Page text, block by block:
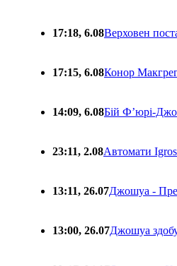
17:18, 6.08Верховен
17:15, 6.08Конор
14:09, 6.08Бій Ф’юрі-
23:11, 2.08Автомати
13:11, 26.07Джошуа -
13:00, 26.07Джошуа